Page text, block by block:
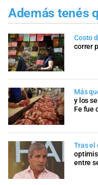
Además tenés
Costo
correr
Más
y los
Fe fue
Tras el
entre